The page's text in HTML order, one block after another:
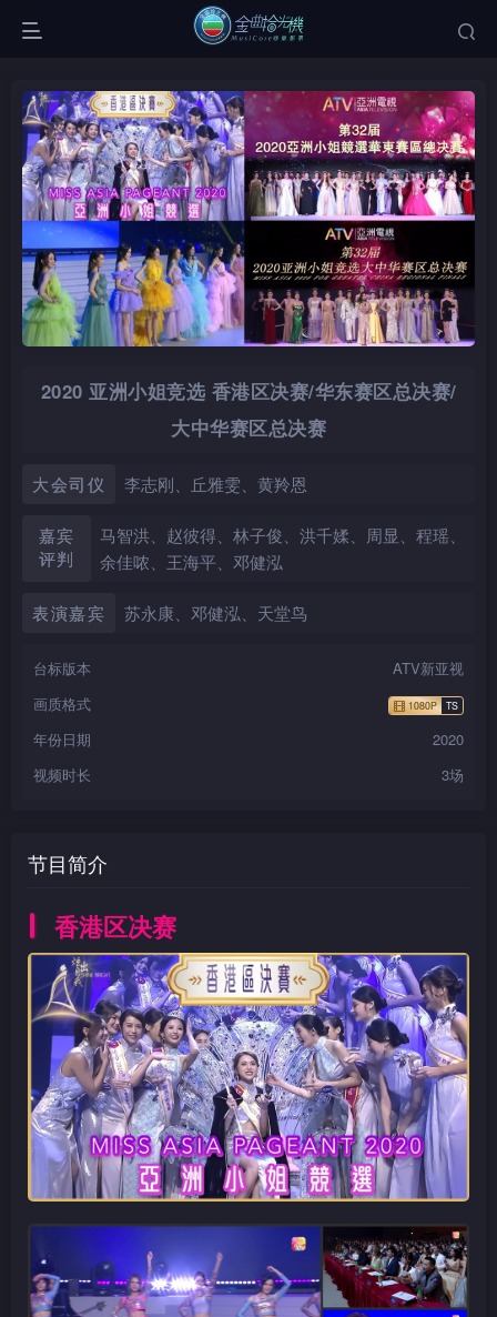
2020 亚洲小姐竞选 香港区决赛/华东赛区总决赛/
大中华赛区总决赛
大会司仪 李志刚、丘雅雯、黄羚恩
嘉宾
评判
马智洪、赵彼得、林子俊、洪千媃、周显、程瑶、
余佳哝、王海平、邓健泓
表演嘉宾 苏永康、邓健泓、天堂鸟
台标版本
ATV新亚视
画质格式
年份日期
2020
视频时长
3场
节目简介
香港区决赛